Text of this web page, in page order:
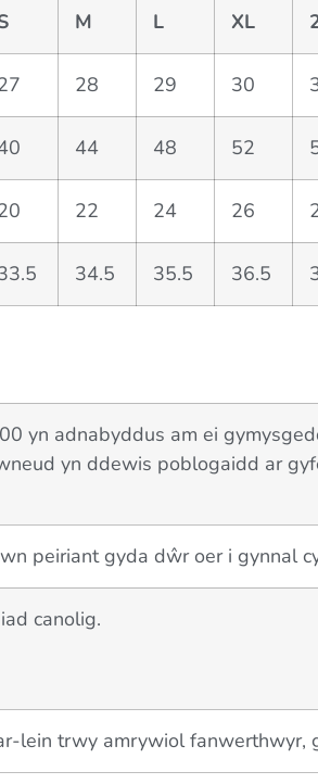
M L XL
28 29 30
44 48 52
22 24 26
34.5 35.5 36.5
yn adnabyddus am ei
yn ddewis poblogaidd ar
peiriant gyda dŵr oer i gynnal
canolig.
lein trwy amrywiol fanwerthwyr,